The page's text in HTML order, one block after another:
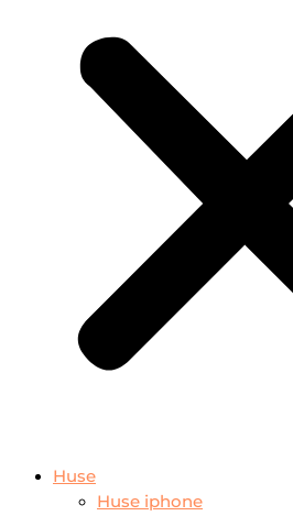
Huse
Huse iphone